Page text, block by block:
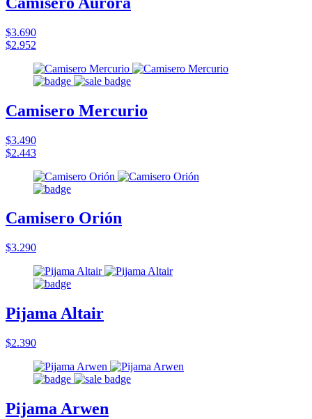
$3.690
$2.952
Camisero Mercurio
$3.490
$2.443
Camisero Orión
$3.290
Pijama Altair
$2.390
Pijama Arwen